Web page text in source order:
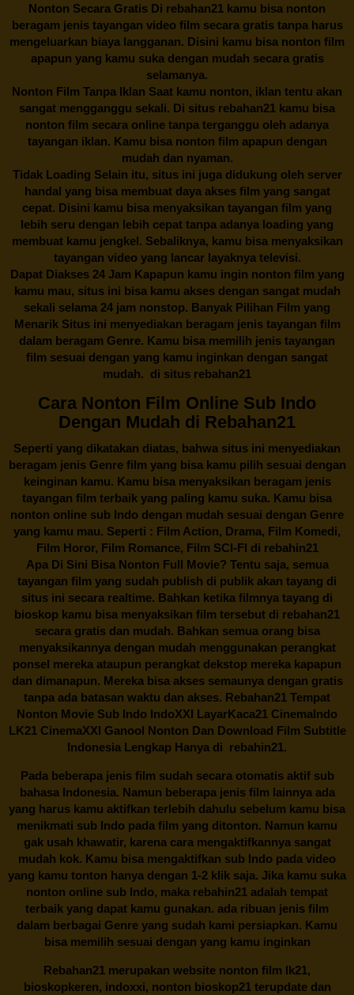
Nonton Secara Gratis Di rebahan21 kamu bisa nonton
beragam jenis tayangan video film secara gratis tanpa harus
mengeluarkan biaya langganan. Disini kamu bisa nonton film
apapun yang kamu suka dengan mudah secara gratis
selamanya.
Nonton Film Tanpa Iklan Saat kamu nonton, iklan tentu akan
sangat mengganggu sekali. Di situs rebahan21 kamu bisa
nonton film secara online tanpa terganggu oleh adanya
tayangan iklan. Kamu bisa nonton film apapun dengan
mudah dan nyaman.
Tidak Loading Selain itu, situs ini juga didukung oleh server
handal yang bisa membuat daya akses film yang sangat
cepat. Disini kamu bisa menyaksikan tayangan film yang
lebih seru dengan lebih cepat tanpa adanya loading yang
membuat kamu jengkel. Sebaliknya, kamu bisa menyaksikan
tayangan video yang lancar layaknya televisi.
Dapat Diakses 24 Jam Kapapun kamu ingin nonton film yang
kamu mau, situs ini bisa kamu akses dengan sangat mudah
sekali selama 24 jam nonstop. Banyak Pilihan Film yang
Menarik Situs ini menyediakan beragam jenis tayangan film
dalam beragam Genre. Kamu bisa memilih jenis tayangan
film sesuai dengan yang kamu inginkan dengan sangat
mudah. di situs rebahan21
Cara Nonton Film Online Sub Indo
Dengan Mudah di Rebahan21
Seperti yang dikatakan diatas, bahwa situs ini menyediakan
beragam jenis Genre film yang bisa kamu pilih sesuai dengan
keinginan kamu. Kamu bisa menyaksikan beragam jenis
tayangan film terbaik yang paling kamu suka. Kamu bisa
nonton online sub Indo dengan mudah sesuai dengan Genre
yang kamu mau. Seperti : Film Action, Drama, Film Komedi,
Film Horor, Film Romance, Film SCI-FI di rebahin21
Apa Di Sini Bisa Nonton Full Movie? Tentu saja, semua
tayangan film yang sudah publish di publik akan tayang di
situs ini secara realtime. Bahkan ketika filmnya tayang di
bioskop kamu bisa menyaksikan film tersebut di rebahan21
secara gratis dan mudah. Bahkan semua orang bisa
menyaksikannya dengan mudah menggunakan perangkat
ponsel mereka ataupun perangkat dekstop mereka kapapun
dan dimanapun. Mereka bisa akses semaunya dengan gratis
tanpa ada batasan waktu dan akses. Rebahan21 Tempat
Nonton Movie Sub Indo IndoXXI LayarKaca21 CinemaIndo
LK21 CinemaXXI Ganool Nonton Dan Download Film Subtitle
Indonesia Lengkap Hanya di rebahin21.
Pada beberapa jenis film sudah secara otomatis aktif sub
bahasa Indonesia. Namun beberapa jenis film lainnya ada
yang harus kamu aktifkan terlebih dahulu sebelum kamu bisa
menikmati sub Indo pada film yang ditonton. Namun kamu
gak usah khawatir, karena cara mengaktifkannya sangat
mudah kok. Kamu bisa mengaktifkan sub Indo pada video
yang kamu tonton hanya dengan 1-2 klik saja. Jika kamu suka
nonton online sub Indo, maka rebahin21 adalah tempat
terbaik yang dapat kamu gunakan. ada ribuan jenis film
dalam berbagai Genre yang sudah kami persiapkan. Kamu
bisa memilih sesuai dengan yang kamu inginkan
Rebahan21 merupakan website nonton film lk21,
bioskopkeren, indoxxi, nonton bioskop21 terupdate dan